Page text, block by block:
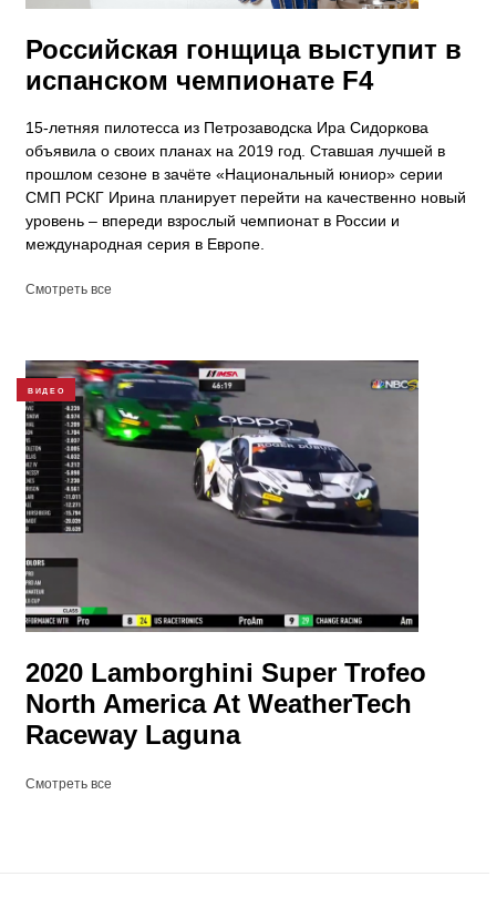
Российская гонщица выступит в
испанском чемпионате F4
15-летняя пилотесса из Петрозаводска Ира Сидоркова
объявила о своих планах на 2019 год. Ставшая лучшей в
прошлом сезоне в зачёте «Национальный юниор» серии
СМП РСКГ Ирина планирует перейти на качественно новый
уровень – впереди взрослый чемпионат в России и
международная серия в Европе.
Смотреть все
ВИДЕО
2020 Lamborghini Super Trofeo
North America At WeatherTech
Raceway Laguna
Смотреть все